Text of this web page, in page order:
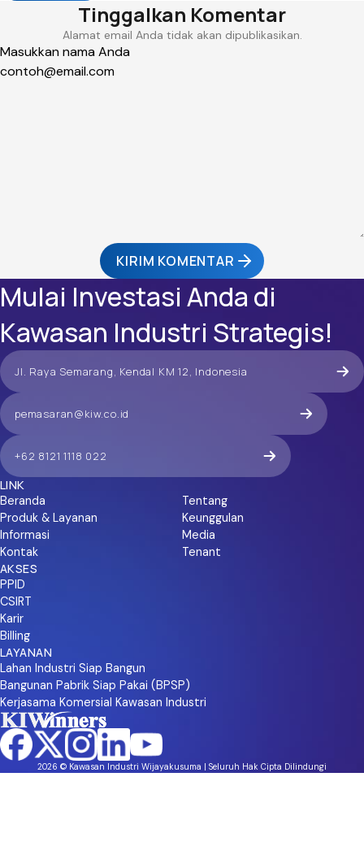
Tinggalkan Komentar
Alamat email Anda tidak akan dipublikasikan.
KIRIM KOMENTAR
Mulai Investasi Anda di
Kawasan Industri Strategis!
Jl. Raya Semarang, Kendal KM 12, Indonesia
pemasaran@kiw.co.id
+62 8121 1118 022
LINK
Beranda
Tentang
Produk & Layanan
Keunggulan
Informasi
Media
Kontak
Tenant
AKSES
PPID
CSIRT
Karir
Billing
LAYANAN
Lahan Industri Siap Bangun
Bangunan Pabrik Siap Pakai (BPSP)
Kerjasama Komersial Kawasan Industri
2026 © Kawasan Industri Wijayakusuma | Seluruh Hak Cipta Dilindungi